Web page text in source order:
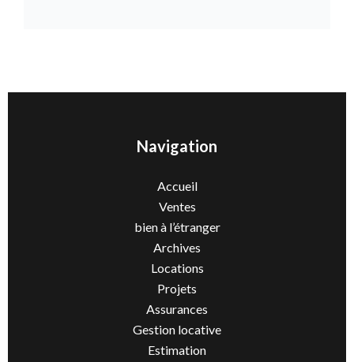
Navigation
Accueil
Ventes
bien à l’étranger
Archives
Locations
Projets
Assurances
Gestion locative
Estimation